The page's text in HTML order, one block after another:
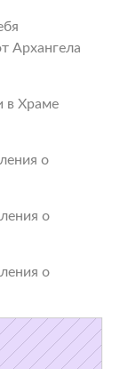
Архангела
в Храме
о
о
о